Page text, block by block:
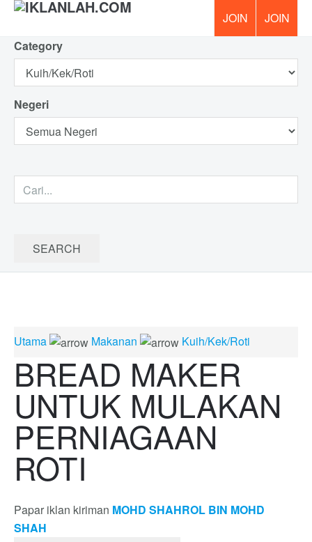
Category
Negeri
Utama Makanan Kuih/Kek/Roti
BREAD MAKER
UNTUK MULAKAN
PERNIAGAAN
ROTI
Papar iklan kiriman MOHD SHAHROL BIN MOHD
SHAH